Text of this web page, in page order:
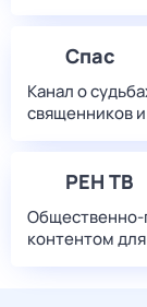
Спас
Канал о
священников
РЕН ТВ
Общественно-
контентом